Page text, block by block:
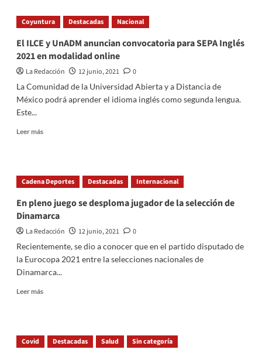
a
marina
Toluca
se
convocatoria
para
formar
6º
Grupo
Emprendedoras
Coyuntura Destacadas Nacional
El ILCE y UnADM anuncian convocatoria para SEPA Inglés
2021 en modalidad online
La Redacción 12 junio, 2021
0
La Comunidad de la Universidad Abierta y a Distancia de
México podrá aprender el idioma inglés como segunda lengua.
Este...
Leer másRead
ILCE
y
anuncian
convocatoria
para
Inglés
2021
en
online
Cadena Deportes Destacadas Internacional
En pleno juego se desploma jugador de la selección de
Dinamarca
La Redacción 12 junio, 2021
0
Recientemente, se dio a conocer que en el partido disputado de
la Eurocopa 2021 entre la selecciones nacionales de
Dinamarca...
Leer másRead
pleno
juego
Covid Destacadas Salud Sin categoría